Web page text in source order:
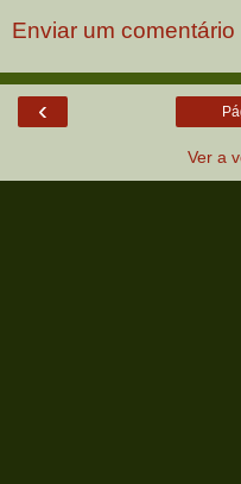
Enviar um comentário
‹
Ver a